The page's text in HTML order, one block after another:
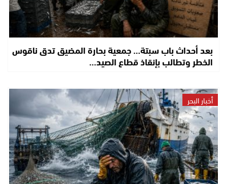
بعد أحداث باب سبتة… جمعية بحارة المضيق تدق ناقوس
الخطر وتطالب بإنقاذ قطاع الصيد…
أخبار البحر